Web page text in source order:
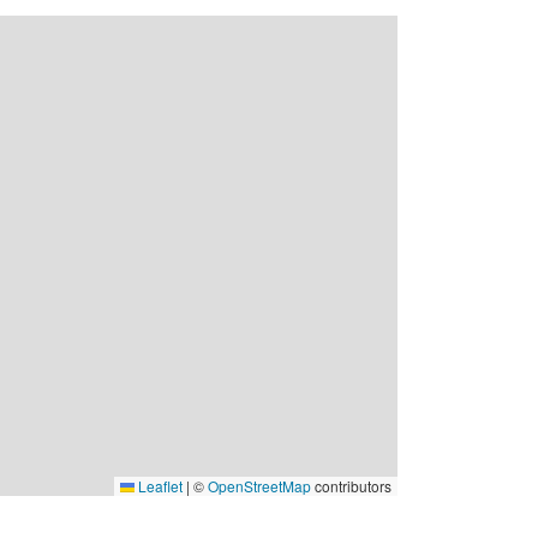
Leaflet | ©OpenStreetMapcontributors